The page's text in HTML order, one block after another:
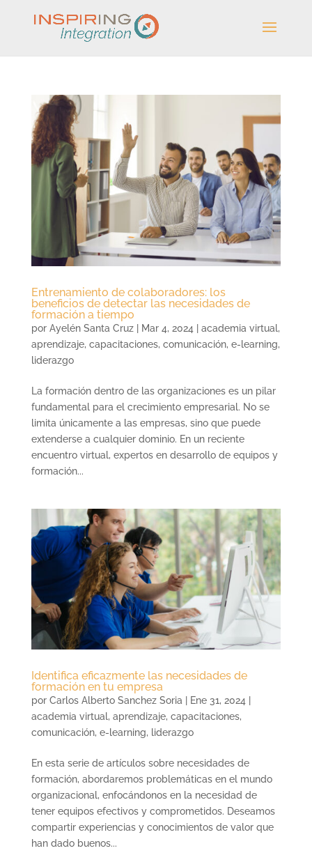
Entrenamiento de colaboradores: los
beneficios de detectar las necesidades de
formación a tiempo
por Ayelén Santa Cruz| Mar 4, 2024| academia virtual,
aprendizaje, capacitaciones, comunicación, e-learning,
liderazgo
La formación dentro de las organizaciones es un pilar
fundamental para el crecimiento empresarial. No se
limita únicamente a las empresas, sino que puede
extenderse a cualquier dominio. En un reciente
encuentro virtual, expertos en desarrollo de equipos y
formación...
Identifica eficazmente las necesidades de
formación en tu empresa
por Carlos Alberto Sanchez Soria Ene 31, 2024
academia virtual, aprendizaje, capacitaciones,
comunicación, e-learning, liderazgo
En esta serie de artículos sobre necesidades de
formación, abordaremos problemáticas en el mundo
organizacional, enfocándonos en la necesidad de
tener equipos efectivos y comprometidos. Deseamos
compartir experiencias y conocimientos de valor que
han dado buenos...